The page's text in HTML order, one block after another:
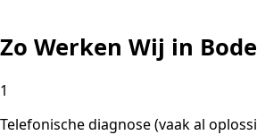
Zo Werken Wij in
1
Telefonische diagnose (vaak al